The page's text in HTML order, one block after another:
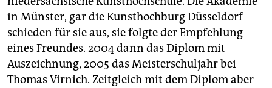
in Münster, gar die Kunsthochburg Düsseldorf
schieden für sie aus, sie folgte der Empfehlung
eines Freundes. 2004 dann das Diplom mit
Auszeichnung, 2005 das Meisterschuljahr bei
Thomas Virnich. Zeitgleich mit dem Diplom aber